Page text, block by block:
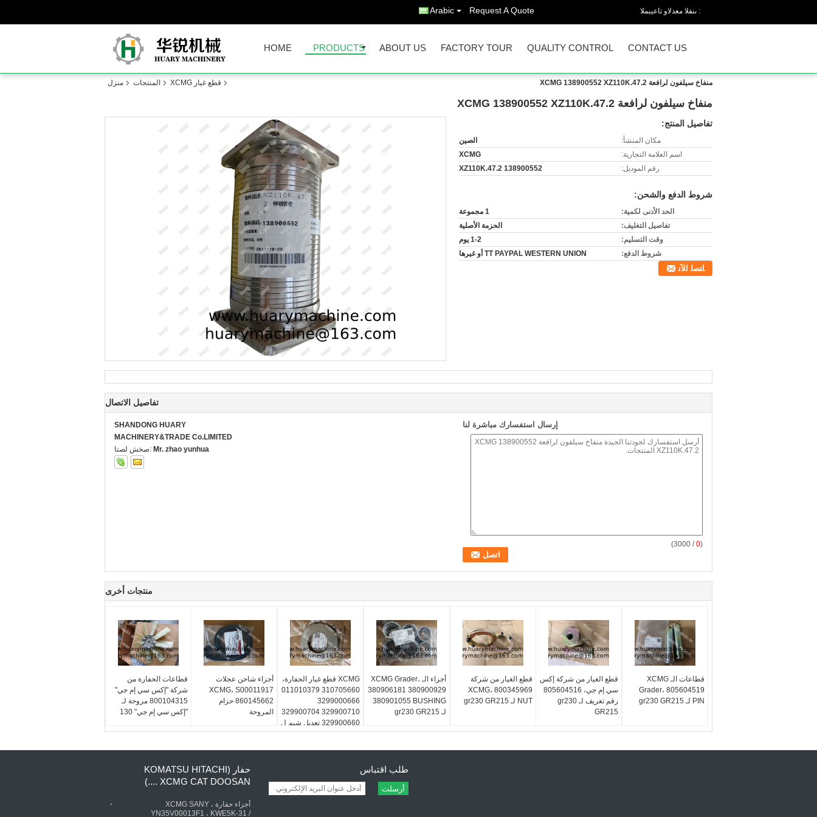
المبيعات والدعم الفنى : Request A Quote
Arabic
HOME PRODUCTS ABOUT US FACTORY TOUR QUALITY CONTROL CONTACT US
منزل المنتجات قطع غيار XCMG منفاخ سيلفون لرافعة XCMG 138900552 XZ110K.47.2
منفاخ سيلفون لرافعة XCMG 138900552 XZ110K.47.2
تفاصيل المنتج:
مكان المنشأ:
الصين
اسم العلامة التجارية:
XCMG
رقم الموديل:
138900552 XZ110K.47.2
شروط الدفع والشحن:
الحد الأدنى لكمية:
1 مجموعة
تفاصيل التغليف:
الحزمة الأصلية
وقت التسليم:
1-2 يوم
شروط الدفع:
TT PAYPAL WESTERN UNION أو غيرها
ﺎﺘﺼﻟ ﺍﻶﻧ
تفاصيل الاتصال
SHANDONG HUARY
MACHINERY&TRADE Co.LIMITED
اتصل شخص: Mr. zhao yunhua
إرسال استفسارك مباشرة لنا
(
0
/ 3000)
منتجات أخرى
قطاعات الحفارة من
شركة "إكس سي إم جي"
800104315 مروحة لـ
"إكس سي إم جي" 130
أجزاء شاحن عجلات
XCMG، S00011917
860145662 حزام
المروحة
XCMG قطع غيار الحفارة،
310705660 011010379
3299000666
329900710 329900704
329900660 تعديل شيم ل
XE150 XE215
أجزاء الـ XCMG Grader،
380906181 380900929
380901055 BUSHING
لـ gr230 GR215
قطع الغيار من شركة
XCMG، 800345969
NUT لـ gr230 GR215
قطع الغيار من شركة إكس
سي إم جي، 805604516
رقم تعريف لـ gr230
GR215
قطاعات الـ XCMG
Grader، 805604519
PIN لـ gr230 GR215
حفار (KOMATSU HITACHI
XCMG CAT DOOSAN ....)
أجزاء حفارة XCMG SANY ،
YN35V00013F1 ، KWE5K-31 /
طلب اقتباس
أرسلت